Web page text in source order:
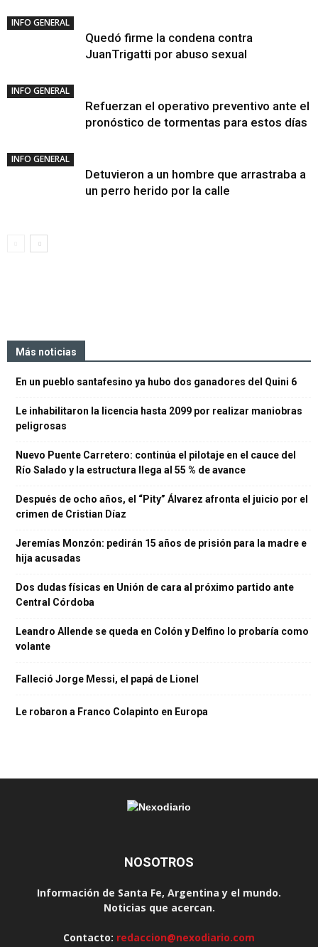
INFO GENERAL
Quedó firme la condena contra
JuanTrigatti por abuso sexual
INFO GENERAL
Refuerzan el operativo preventivo ante el
pronóstico de tormentas para estos días
INFO GENERAL
Detuvieron a un hombre que arrastraba a
un perro herido por la calle
Más noticias
En un pueblo santafesino ya hubo dos ganadores del Quini 6
Le inhabilitaron la licencia hasta 2099 por realizar maniobras
peligrosas
Nuevo Puente Carretero: continúa el pilotaje en el cauce del
Río Salado y la estructura llega al 55 % de avance
Después de ocho años, el “Pity” Álvarez afronta el juicio por el
crimen de Cristian Díaz
Jeremías Monzón: pedirán 15 años de prisión para la madre e
hija acusadas
Dos dudas físicas en Unión de cara al próximo partido ante
Central Córdoba
Leandro Allende se queda en Colón y Delfino lo probaría como
volante
Falleció Jorge Messi, el papá de Lionel
Le robaron a Franco Colapinto en Europa
NOSOTROS
Información de Santa Fe, Argentina y el mundo.
Noticias que acercan.
Contacto: redaccion@nexodiario.com